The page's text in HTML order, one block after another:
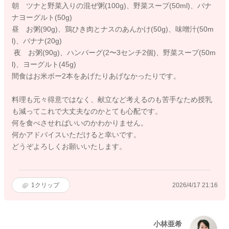
朝 ツナと野菜入りの混ぜ粥(100g)、野菜スープ(50ml)、バナ
ナヨーグルト(50g)
昼 お粥(90g)、鶏ひき肉とナスのあんかけ(50g)、味噌汁(50m
l)、バナナ(20g)
夜 お粥(90g)、ハンバーグ(2〜3センチ2個)、野菜スープ(50m
l)、ヨーグルト(45g)
間食はお米ボー2本をあげたりあげなかったりです。
料理も元々得意ではなく、献立など考えるのも苦手なため授乳
も減ってこれで大丈夫なのかとても心配です。
何を食べさせればいいのかわかりません。
何かアドバイスいただけると幸いです。
どうぞよろしくお願いいたします。
1 クリップ 2026/4/17 21:16
小林亜希